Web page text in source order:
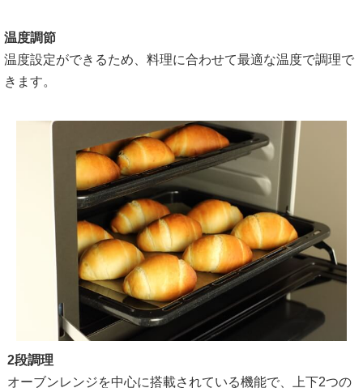
温度調節
温度設定ができるため、料理に合わせて最適な温度で調理で
きます。
2段調理
オーブンレンジを中心に搭載されている機能で、上下2つの